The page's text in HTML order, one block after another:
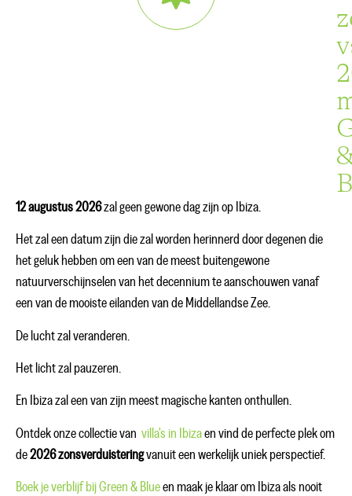
12 augustus 2026zal geen gewone dag zijn op Ibiza.
Het zal een datum zijn die zal worden herinnerd door degenen die
het geluk hebben om een van de meest buitengewone
natuurverschijnselen van het decennium te aanschouwen vanaf
een van de mooiste eilanden van de Middellandse Zee.
De lucht zal veranderen.
Het licht zal pauzeren.
En Ibiza zal een van zijn meest magische kanten onthullen.
Ontdek onze collectie van villa's in Ibizaen vind de perfecte plek om
de2026 zonsverduisteringvanuit een werkelijk uniek perspectief.
Boek je verblijf bij Green & Blueen maak je klaar om Ibiza als nooit